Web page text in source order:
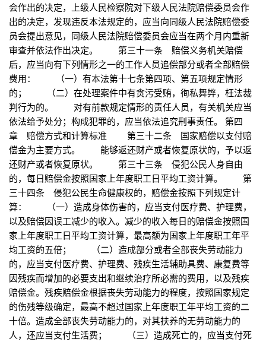
会作出的决定，上级人民检察院对下级人民法院赔偿委员会作
出的决定，发现违反本法规定的，应当向同级人民法院赔偿委
员会提出意见，同级人民法院赔偿委员会应当在两个月内重新
审查并依法作出决定。 第三十一条 赔偿义务机关赔偿
后，应当向有下列情形之一的工作人员追偿部分或者全部赔偿
费用： （一）有本法第十七条第四项、第五项规定情形
的； （二）在处理案件中有贪污受贿，徇私舞弊，枉法裁
判行为的。 对有前款规定情形的责任人员，有关机关应当
依法给予处分；构成犯罪的，应当依法追究刑事责任。 第四
章 赔偿方式和计算标准 第三十二条 国家赔偿以支付赔
偿金为主要方式。 能够返还财产或者恢复原状的，予以返
还财产或者恢复原状。 第三十三条 侵犯公民人身自由
的，每日赔偿金按照国家上年度职工日平均工资计算。 第
三十四条 侵犯公民生命健康权的，赔偿金按照下列规定计
算： （一）造成身体伤害的，应当支付医疗费、护理费，
以及赔偿因误工减少的收入。减少的收入每日的赔偿金按照国
家上年度职工日平均工资计算，最高额为国家上年度职工年平
均工资的五倍； （二）造成部分或者全部丧失劳动能力
的，应当支付医疗费、护理费、残疾生活辅助具费、康复费等
因残疾而增加的必要支出和继续治疗所必需的费用，以及残疾
赔偿金。残疾赔偿金根据丧失劳动能力的程度，按照国家规定
的伤残等级确定，最高不超过国家上年度职工年平均工资的二
十倍。造成全部丧失劳动能力的，对其扶养的无劳动能力的
人，还应当支付生活费； （三）造成死亡的，应当支付死